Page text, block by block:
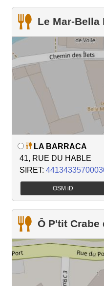
Le Mar-Bella
LA BARRACA
41, RUE DU HABLE
SIRET:
OSM iD
Ô P'tit Crabe